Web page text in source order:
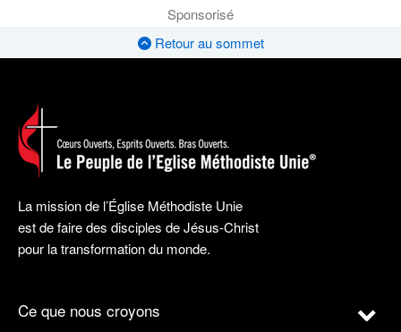
Sponsorisé
Retour au sommet
La mission de l’Église Méthodiste Unie
est de faire des disciples de Jésus-Christ
pour la transformation du monde.
Ce que nous croyons